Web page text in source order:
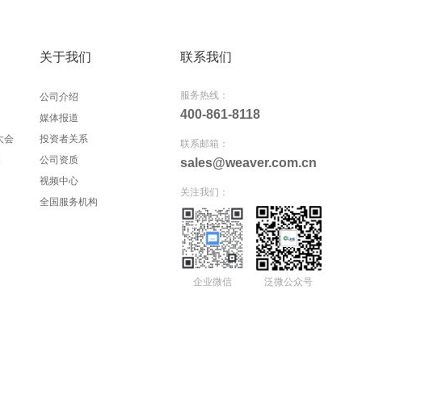
会
关于我们
公司介绍
媒体报道
投资者关系
公司资质
视频中心
全国服务机构
联系我们
服务热线：
400-861-8118
联系邮箱：
sales@weaver.com.cn
关注我们：
企业微信 泛微公众号